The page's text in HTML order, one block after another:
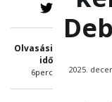
Olvasási
idő
6perc 2025.